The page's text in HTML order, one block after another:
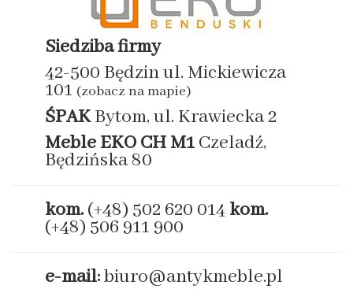
Siedziba firmy
42-500 Będzin ul. Mickiewicza
101 (zobacz na mapie)
ŚPAKBytom, ul. Krawiecka 2
Meble EKO CH M1Czeladź,
Będzińska 80
kom. (+48) 502 620 014 kom.
(+48) 506 911 900
e-mail:biuro@antykmeble.pl